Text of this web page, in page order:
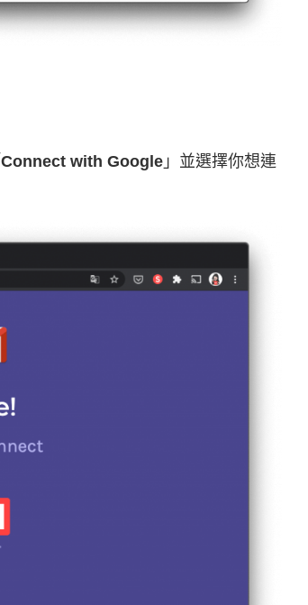
Connect with Google 」並選擇你想連